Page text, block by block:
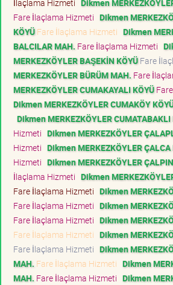
İlaçlama Hizmeti Dikmen
Fare İlaçlama Hizmeti Dikmen
KÖYÜFare İlaçlama Hizmeti Dikmen
BALCILAR MAH. Fare İlaçlama Hizmeti
MERKEZKÖYLER BAŞEKİN KÖYÜFare
MERKEZKÖYLER BÜRÜM MAH. Fare
MERKEZKÖYLER CUMAKAYALI KÖYÜ
Dikmen MERKEZKÖYLER CUMAKÖY
Dikmen MERKEZKÖYLER CUMATABAKLI
Hizmeti Dikmen MERKEZKÖYLER
Hizmeti Dikmen MERKEZKÖYLER ÇALCA
Hizmeti Dikmen MERKEZKÖYLER
İlaçlama Hizmeti Dikmen
Fare İlaçlama Hizmeti Dikmen
Fare İlaçlama Hizmeti Dikmen
Fare İlaçlama Hizmeti Dikmen
Fare İlaçlama Hizmeti Dikmen
Fare İlaçlama Hizmeti Dikmen
MAH. Fare İlaçlama Hizmeti Dikmen
MAH. Fare İlaçlama Hizmeti Dikmen